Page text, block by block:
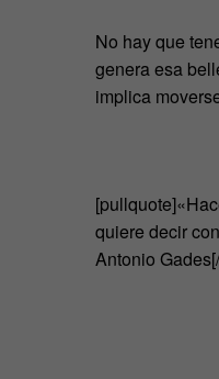
No hay que
genera esa
implica
quiere decir
Antonio